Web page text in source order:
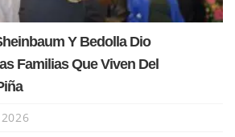
Y Bedolla Dio
Familias Que Viven Del